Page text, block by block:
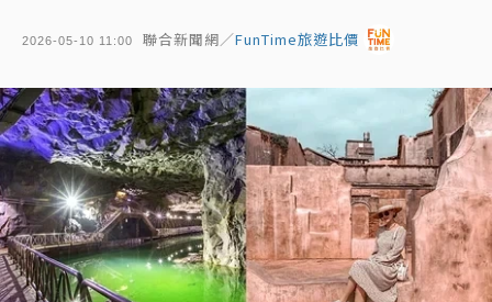
2026-05-10 11:00 聯合新聞網／FunTime旅遊比價